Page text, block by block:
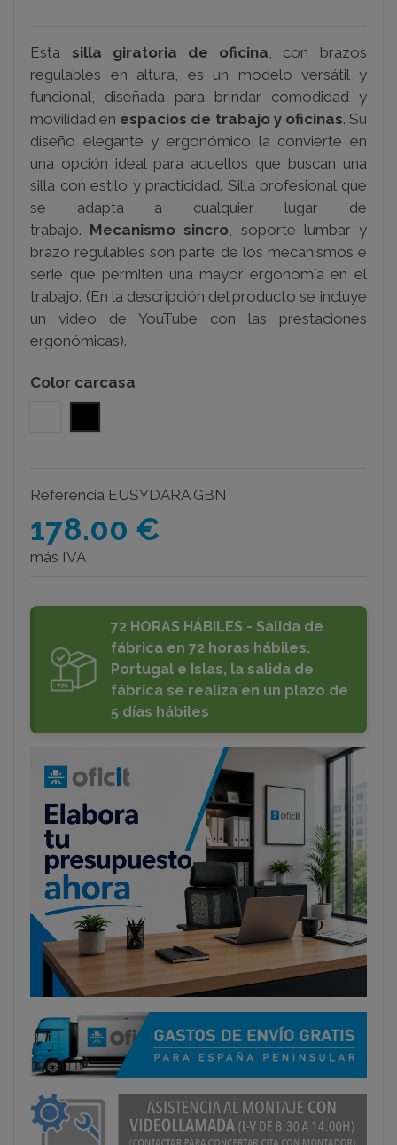
Esta silla giratoria de oficina, con brazos
regulables en altura, es un modelo versátil y
funcional, diseñada para brindar comodidad y
movilidad en espacios de trabajo y oficinas. Su
diseño elegante y ergonómico la convierte en
una opción ideal para aquellos que buscan una
silla con estilo y practicidad. Silla profesional que
se adapta a cualquier lugar de
trabajo. Mecanismo sincro, soporte lumbar y
brazo regulables son parte de los mecanismos e
serie que permiten una mayor ergonomía en el
trabajo. (En la descripción del producto se incluye
un video de YouTube con las prestaciones
ergonómicas).
Color carcasa
Referencia EUSYDARA GBN
178.00 €
más IVA
72 HORAS HÁBILES - Salida de
fábrica en 72 horas hábiles.
Portugal e Islas, la salida de
fábrica se realiza en un plazo de
5 días hábiles